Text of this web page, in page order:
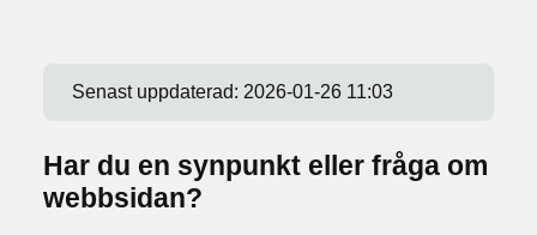
Senast uppdaterad: 2026-01-26 11:03
Har du en synpunkt eller fråga om
webbsidan?